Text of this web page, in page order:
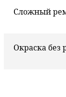
Сложный
Окраска без